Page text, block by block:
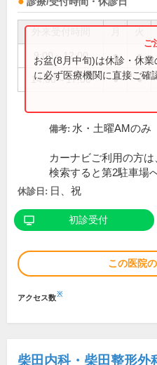
9:00～12:00 ● ●
14:00～17:00 ● ●
お盆(8月中旬)は休診・休
に必ず医療機関に直接ご確
備考: 水・土曜AMのみ
カーナビご利用の方
検索すると第2駐車場
休診日: 日、祝
初診受付
この医院
アクセス数※
柴田内科・柴田整形外